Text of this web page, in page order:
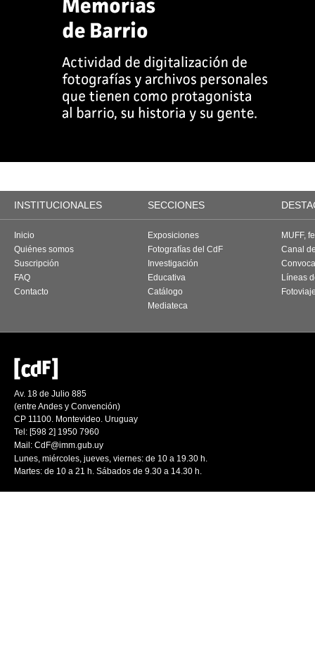
INSTITUCIONALES SECCIONES
Inicio
Quiénes somos
Suscripción
FAQ
Contacto
Exposiciones
Fotografías del CdF
Investigación
Educativa
Catálogo
Mediateca
MUFF,
Canal
Líneas
Av. 18 de Julio 885
(entre Andes y Convención)
CP 11100. Montevideo. Uruguay
Tel: [598 2] 1950 7960
Mail: CdF@imm.gub.uy
Lunes, miércoles, jueves, viernes: de 10 a 19.30 h.
Martes: de 10 a 21 h. Sábados de 9.30 a 14.30 h.